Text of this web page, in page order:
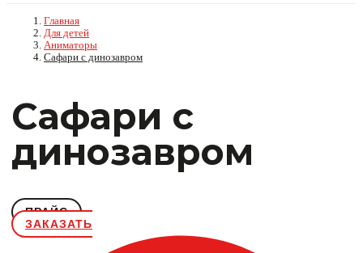
Главная
Для детей
Аниматоры
Сафари с динозавром
Сафари с
динозавром
ПРАЙС
ЗАКАЗАТЬ